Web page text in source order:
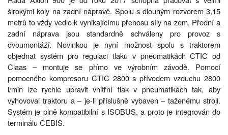
širokými koly na zadní nápravě. Spolu s dlouhým rozvorem 3,15
metrů to vždy vedlo k vynikajícímu přenosu síly na zem. Přední a
zadní náprava jsou standardně schváleny pro provoz s
dvoumontáží. Novinkou je nyní možnost spolu s traktorem
objednat systém pro regulaci tlaku v pneumatikách CTIC od
Claas – montuje se přímo ve výrobním závodě. Pomocí
pomocného kompresoru CTIC 2800 s přívodem vzduchu 2800
l/min lze rychle upravit vnitřní tlak v pneumatikách tak, aby
vyhovoval traktoru a – je-li příslušně vybaven – taženému stroji.
Systém je plně kompatibilní s ISOBUS, a proto je integrován do
terminálu CEBIS.